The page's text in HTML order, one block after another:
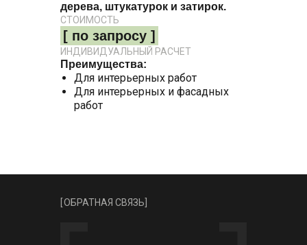
дерева, штукатурок и затирок.
СТОИМОСТЬ
[ по запросу ]
ИНДИВИДУАЛЬНЫЙ РАСЧЕТ
Преимущества:
Для интерьерных работ
Для интерьерных и фасадных
работ
ОБРАТНАЯ СВЯЗЬ